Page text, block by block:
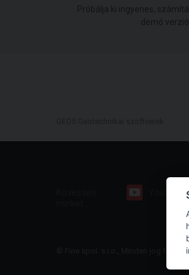
© Fine spol. s r.o., Minden jog